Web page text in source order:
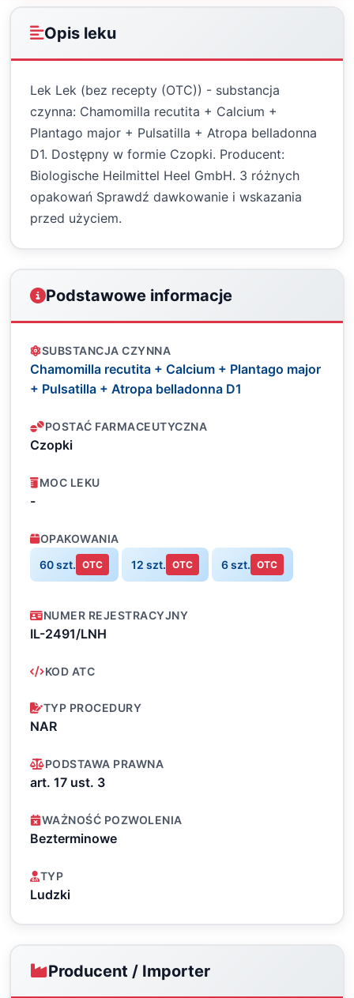
Opis leku
Lek Lek (bez recepty (OTC)) - substancja
czynna: Chamomilla recutita + Calcium +
Plantago major + Pulsatilla + Atropa belladonna
D1. Dostępny w formie Czopki. Producent:
Biologische Heilmittel Heel GmbH. 3 różnych
opakowań Sprawdź dawkowanie i wskazania
przed użyciem.
Podstawowe informacje
SUBSTANCJA CZYNNA
Chamomilla recutita + Calcium + Plantago major
+ Pulsatilla + Atropa belladonna D1
POSTAĆ FARMACEUTYCZNA
Czopki
MOC LEKU
-
OPAKOWANIA
60 szt. OTC 12 szt. OTC 6 szt. OTC
NUMER REJESTRACYJNY
IL-2491/LNH
KOD ATC
TYP PROCEDURY
NAR
PODSTAWA PRAWNA
art. 17 ust. 3
WAŻNOŚĆ POZWOLENIA
Bezterminowe
TYP
Ludzki
Producent / Importer